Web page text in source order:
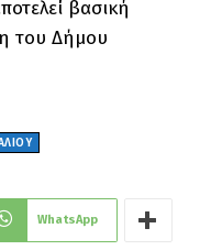
βασική
του Δήμου
WhatsApp